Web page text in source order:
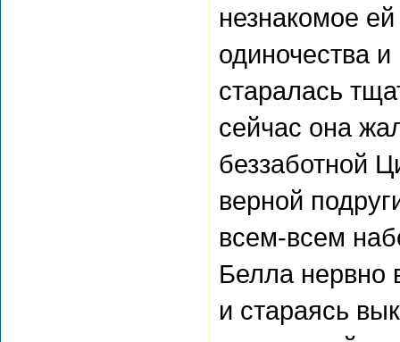
незнакомое
одиночества
старалась
сейчас она
беззаботной
верной
всем-всем
Белла нервно
и стараясь